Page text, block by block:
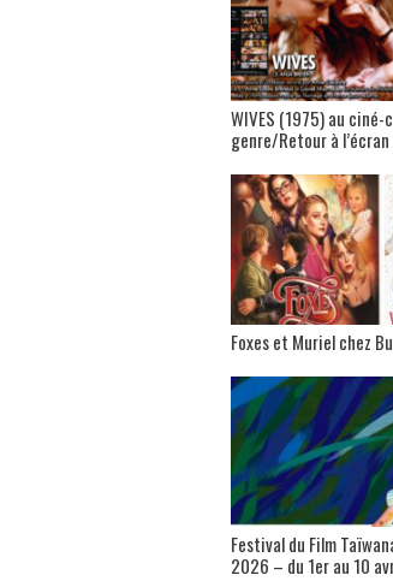
WIVES (1975) au ciné-
genre/Retour à l’écran
Foxes et Muriel chez
Festival du Film
2026 – du 1er au 10